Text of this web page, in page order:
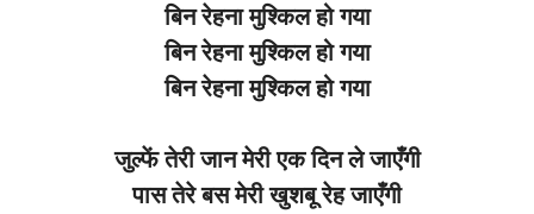
बिन रेहना मुश्किल हो गया
बिन रेहना मुश्किल हो गया
बिन रेहना मुश्किल हो गया
जुल्फें तेरी जान मेरी एक दिन ले जाएँगी
पास तेरे बस मेरी खुशबू रेह जाएँगी